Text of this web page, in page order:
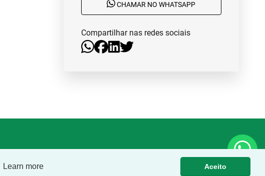
Learn more Aceito
CHAMAR NO WHATSAPP
Compartilhar nas redes sociais